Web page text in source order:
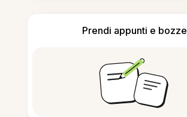
Prendi appunti e bozze